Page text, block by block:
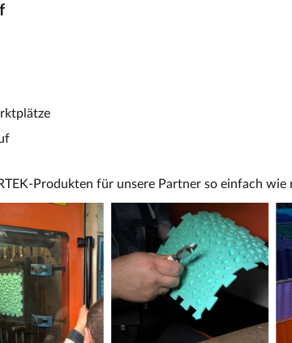
Produkten für unsere Partner so einfach wie